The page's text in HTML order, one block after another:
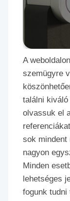
A
szemügyre
találni
olvassuk el
sok mindent
nagyon
Minden
lehetséges
fogunk